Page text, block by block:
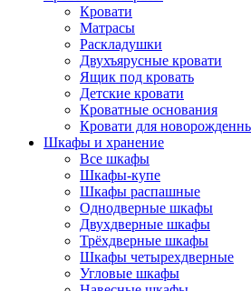
Кровати
Матрасы
Раскладушки
Двухъярусные кровати
Ящик под кровать
Детские кровати
Кроватные основания
Кровати для
Шкафы и хранение
Все шкафы
Шкафы-купе
Шкафы распашные
Однодверные шкафы
Двухдверные шкафы
Трёхдверные шкафы
Шкафы четырехдверные
Угловые шкафы